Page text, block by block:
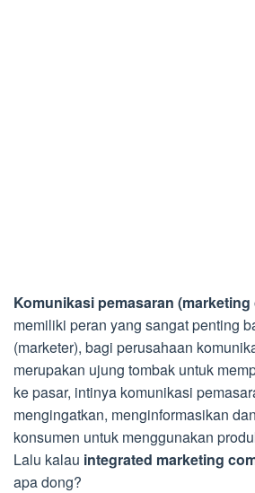
Komunikasi pemasaran
memiliki peran yang sangat penting
(marketer), bagi perusahaan
merupakan ujung tombak untuk
ke pasar, intinya komunikasi
mengingatkan, menginformasikan
konsumen untuk menggunakan
Lalu kalau integrated marketing
apa dong?